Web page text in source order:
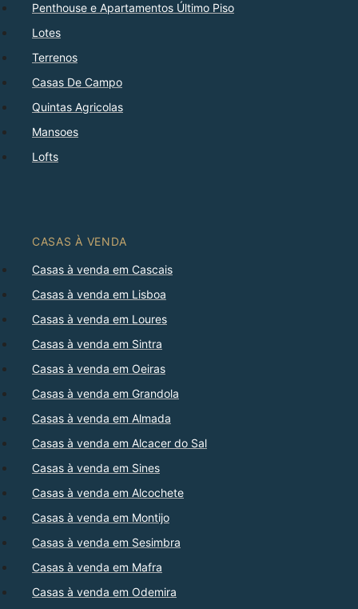
Penthouse e Apartamentos Último Piso
Lotes
Terrenos
Casas De Campo
Quintas Agricolas
Mansoes
Lofts
CASAS À VENDA
Casas à venda em Cascais
Casas à venda em Lisboa
Casas à venda em Loures
Casas à venda em Sintra
Casas à venda em Oeiras
Casas à venda em Grandola
Casas à venda em Almada
Casas à venda em Alcacer do Sal
Casas à venda em Sines
Casas à venda em Alcochete
Casas à venda em Montijo
Casas à venda em Sesimbra
Casas à venda em Mafra
Casas à venda em Odemira